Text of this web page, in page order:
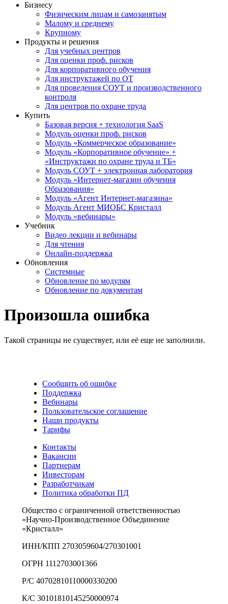
Бизнесу
Физическим лицам и самозанятым
Малому и среднему
Крупному
Продукты и решения
Для учебных центров
Для оценки проф. рисков
Для корпоративного обучения
Для инструктажей по ОТ
Для проведения СОУТ и производственного
контроля
Для центров по охране труда
Купить
Базовая версия + технология SaaS
Модуль оценки проф. рисков
Модуль «Коммерческое образование»
Модуль «Корпоративное обучение» +
«Инструктажи по охране труда и ТБ»
Модуль СОУТ + электронная лаборатория
Модуль «Интернет-магазин обучения
Образования»
Модуль «Агент Интернет-магазина»
Модуль Агент МИОБС Кристалл
Модуль «вебинары»
Учебник
Видео лекции и вебинары
Для чтения
Онлайн-поддержка
Обновления
Системные
Обновление по модулям
Обновление по документам
Произошла ошибка
Такой страницы не существует, или её еще не заполнили.
Сообщить об ошибке
Поддержка
Вебинары
Пользовательское соглашение
Наши продукты
Тарифы
Контакты
Вакансии
Партнерам
Инвесторам
Разработчикам
Политика обработки ПД
Общество с ограниченной ответственностью
«Научно-Производственное Объединение
«Кристалл»
ИНН/КПП 2703059604/270301001
ОГРН 1112703001366
Р/С 40702810110000330200
К/С 30101810145250000974